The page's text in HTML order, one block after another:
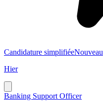
Candidature simplifiéeNouveau
Hier
Banking Support Officer